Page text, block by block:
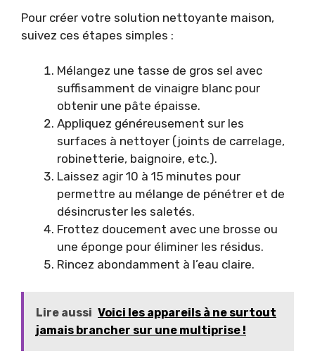
Pour créer votre solution nettoyante maison,
suivez ces étapes simples :
Mélangez une tasse de gros sel avec
suffisamment de vinaigre blanc pour
obtenir une pâte épaisse.
Appliquez généreusement sur les
surfaces à nettoyer (joints de carrelage,
robinetterie, baignoire, etc.).
Laissez agir 10 à 15 minutes pour
permettre au mélange de pénétrer et de
désincruster les saletés.
Frottez doucement avec une brosse ou
une éponge pour éliminer les résidus.
Rincez abondamment à l’eau claire.
Lire aussi Voici les appareils à ne surtout
jamais brancher sur une multiprise !